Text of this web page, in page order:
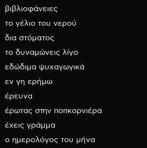
βιβλιοφάνειες
το γέλιο του νερού
δια στόματος
το δυναμώνεις λίγο
εδώδιμα ψυχαγωγικά
εν γη ερήμω
έρευνα
έρωτας στην ποπκορνιέρα
έχεις γράμμα
ο ημερολόγος του μήνα